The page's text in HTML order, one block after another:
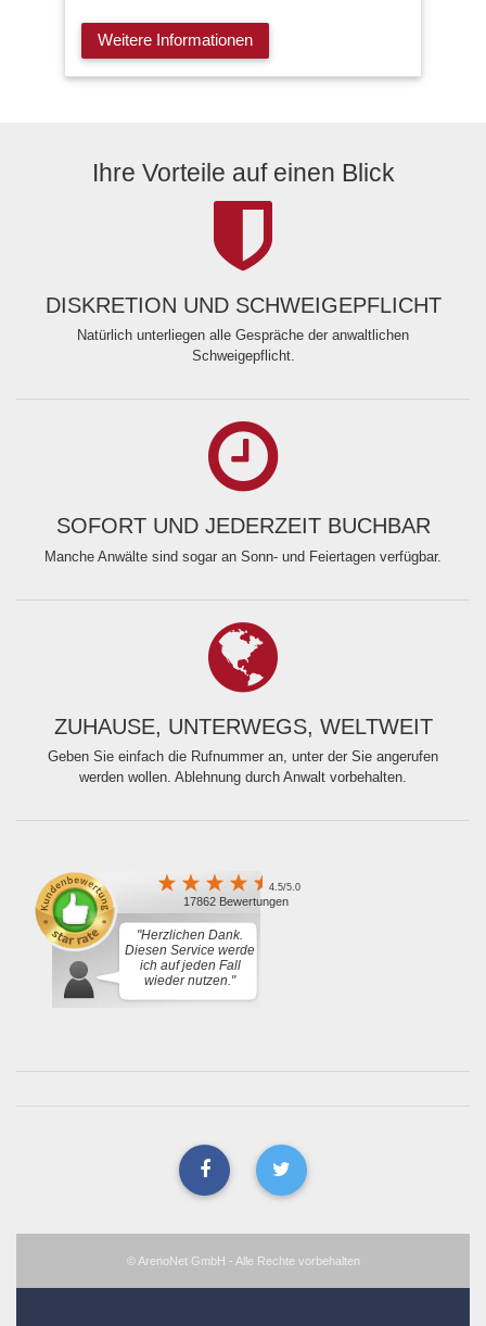
Weitere Informationen
Ihre Vorteile auf einen Blick
DISKRETION UND SCHWEIGEPFLICHT
Natürlich unterliegen alle Gespräche der anwaltlichen
Schweigepflicht.
SOFORT UND JEDERZEIT BUCHBAR
Manche Anwälte sind sogar an Sonn- und Feiertagen verfügbar.
ZUHAUSE, UNTERWEGS, WELTWEIT
Geben Sie einfach die Rufnummer an, unter der Sie angerufen
werden wollen. Ablehnung durch Anwalt vorbehalten.
4.5/5.0
17862 Bewertungen
"Herzlichen Dank.
Diesen Service werde
ich auf jeden Fall
wieder nutzen."
© ArenoNet GmbH - Alle Rechte vorbehalten